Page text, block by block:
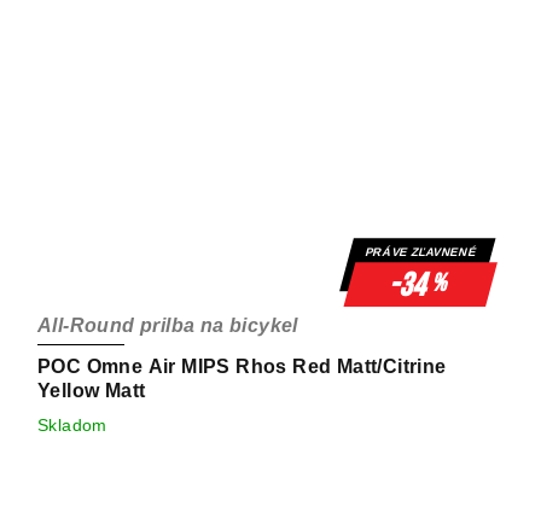
PRÁVE ZĽAVNENÉ
-34%
POC Omne Air MIPS Rhos Red Matt/Citrine
Yellow Matt
All-Round prilba na bicykel
Skladom